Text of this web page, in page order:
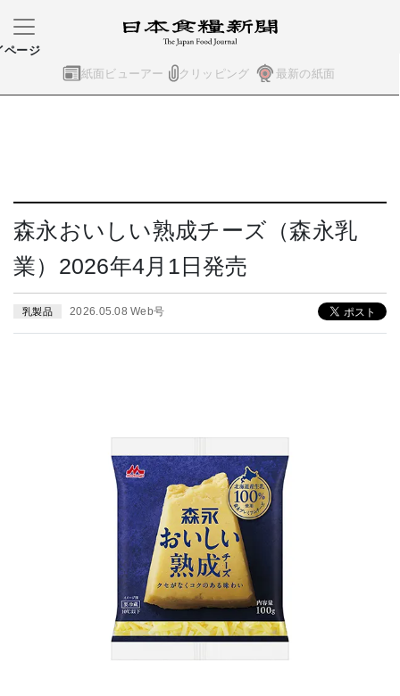
紙面ビューアー クリッピング 最新の紙面
ページ
森永おいしい熟成チーズ（森永乳
業）2026年4月1日発売
乳製品 2026.05.08 Web号